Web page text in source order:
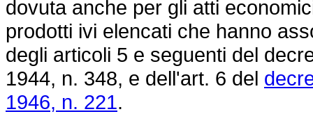
dovuta anche per gli atti
prodotti ivi elencati che hanno
degli articoli 5 e seguenti del
1944, n. 348, e dell'art. 6 del
1946, n. 221.